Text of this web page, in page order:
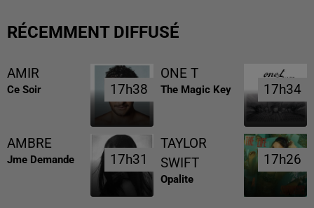
RÉCEMMENT DIFFUSÉ
AMIR
Ce Soir 17h38
17h38
ONE T
The Magic Key 17h34
17h34
AMBRE
Jme Demande 17h31
17h31
TAYLOR
SWIFT
Opalite
17h26
17h26